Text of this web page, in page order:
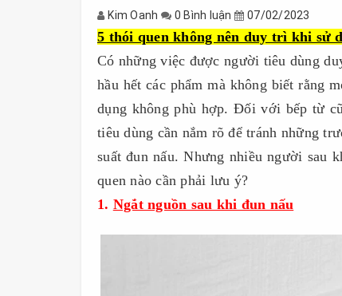
Kim Oanh 0 Bình luận 07/02/2023
5 thói quen không nên duy trì khi sử
Có những việc được người tiêu dùng
hầu hết các phẩm mà không biết rằng
dụng không phù hợp. Đối với bếp từ
tiêu dùng cần nắm rõ để tránh những
suất đun nấu. Nhưng nhiều người sau
quen nào cần phải lưu ý?
1. Ngắt nguồn sau khi đun nấu